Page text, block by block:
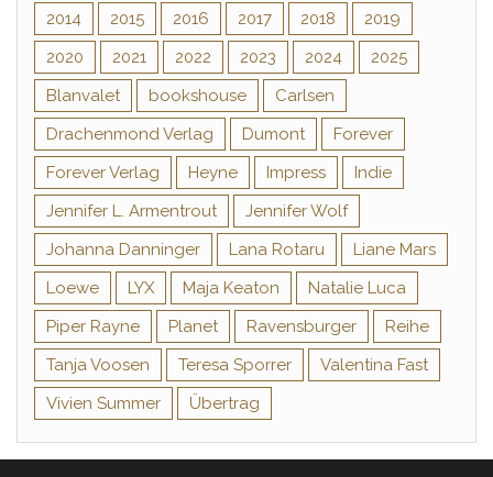
2014
2015 2016 2017 2018
2019
2020
2021 2022 2023 2024
2025
Blanvalet
bookshouse
Carlsen
Drachenmond Verlag
Dumont
Forever
Forever Verlag
Heyne Impress
Indie
Jennifer L. Armentrout
Jennifer Wolf
Johanna Danninger
Lana Rotaru
Liane Mars
Loewe
LYX Maja Keaton
Natalie Luca
Piper Rayne
Planet Ravensburger
Reihe
Tanja Voosen
Teresa Sporrer
Valentina Fast
Vivien Summer
Übertrag